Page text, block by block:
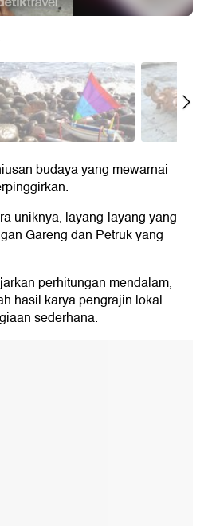
budaya yang mewarnai
uniknya, layang-layang yang
Gareng dan Petruk yang
perhitungan mendalam,
hasil karya pengrajin lokal
sederhana.